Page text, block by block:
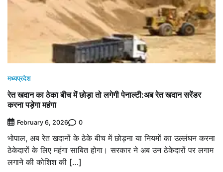
मध्यप्रदेश
रेत खदान का ठेका बीच में छोड़ा तो लगेगी पेनाल्टी:अब रेत खदान सरेंडर
करना पड़ेगा महंगा
February 6, 2026 0
भोपाल, अब रेत खदानों के ठेके बीच में छोड़ना या नियमों का उल्लंघन करना
ठेकेदारों के लिए महंगा साबित होगा। सरकार ने अब उन ठेकेदारों पर लगाम
लगाने की कोशिश की […]